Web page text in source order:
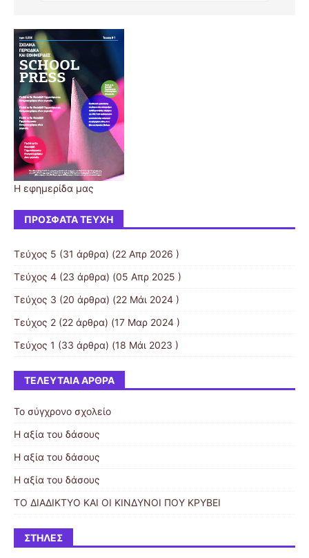
Η εφημερίδα μας
ΠΡΌΣΦΑΤΑ ΤΕΎΧΗ
Τεύχος 5 (31 άρθρα) (22 Απρ 2026 )
Τεύχος 4 (23 άρθρα) (05 Απρ 2025 )
Τεύχος 3 (20 άρθρα) (22 Μάι 2024 )
Τεύχος 2 (22 άρθρα) (17 Μαρ 2024 )
Τεύχος 1 (33 άρθρα) (18 Μάι 2023 )
ΤΕΛΕΥΤΑΊΑ ΆΡΘΡΑ
Το σύγχρονο σχολείο
Η αξία του δάσους
Η αξία του δάσους
Η αξία του δάσους
ΤΟ ΔΙΑΔΙΚΤΥΟ ΚΑΙ ΟΙ ΚΙΝΔΥΝΟΙ ΠΟΥ ΚΡΥΒΕΙ
ΣΤΉΛΕΣ